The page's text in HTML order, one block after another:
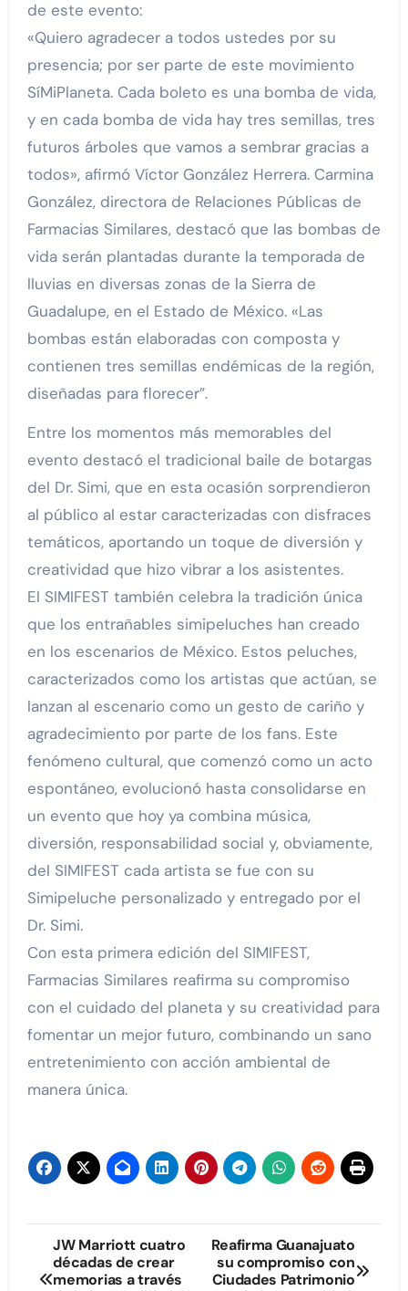
de este evento:
«Quiero agradecer a todos ustedes por su
presencia; por ser parte de este movimiento
SíMiPlaneta. Cada boleto es una bomba de vida,
y en cada bomba de vida hay tres semillas, tres
futuros árboles que vamos a sembrar gracias a
todos», afirmó Víctor González Herrera. Carmina
González, directora de Relaciones Públicas de
Farmacias Similares, destacó que las bombas de
vida serán plantadas durante la temporada de
lluvias en diversas zonas de la Sierra de
Guadalupe, en el Estado de México. «Las
bombas están elaboradas con composta y
contienen tres semillas endémicas de la región,
diseñadas para florecer”.
Entre los momentos más memorables del
evento destacó el tradicional baile de botargas
del Dr. Simi, que en esta ocasión sorprendieron
al público al estar caracterizadas con disfraces
temáticos, aportando un toque de diversión y
creatividad que hizo vibrar a los asistentes.
El SIMIFEST también celebra la tradición única
que los entrañables simipeluches han creado
en los escenarios de México. Estos peluches,
caracterizados como los artistas que actúan, se
lanzan al escenario como un gesto de cariño y
agradecimiento por parte de los fans. Este
fenómeno cultural, que comenzó como un acto
espontáneo, evolucionó hasta consolidarse en
un evento que hoy ya combina música,
diversión, responsabilidad social y, obviamente,
del SIMIFEST cada artista se fue con su
Simipeluche personalizado y entregado por el
Dr. Simi.
Con esta primera edición del SIMIFEST,
Farmacias Similares reafirma su compromiso
con el cuidado del planeta y su creatividad para
fomentar un mejor futuro, combinando un sano
entretenimiento con acción ambiental de
manera única.
Navegación
de
JW Marriott cuatro
décadas de crear
memorias a través
Reafirma Guanajuato
su compromiso con
Ciudades Patrimonio